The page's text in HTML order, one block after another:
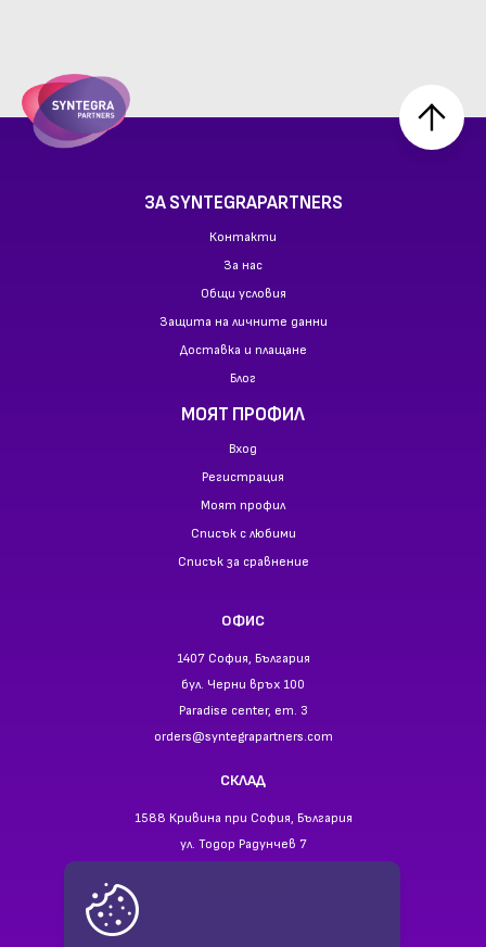
ЗА SYNTEGRAPARTNERS
Контакти
За нас
Общи условия
Защита на личните данни
Доставка и плащане
Блог
МОЯТ ПРОФИЛ
Вход
Регистрация
Моят профил
Списък с любими
Списък за сравнение
ОФИС
1407 София, България
бул. Черни връх 100
Paradise center, ет. 3
orders@syntegrapartners.com
СКЛАД
1588 Кривина при София, България
ул. Тодор Радунчев 7